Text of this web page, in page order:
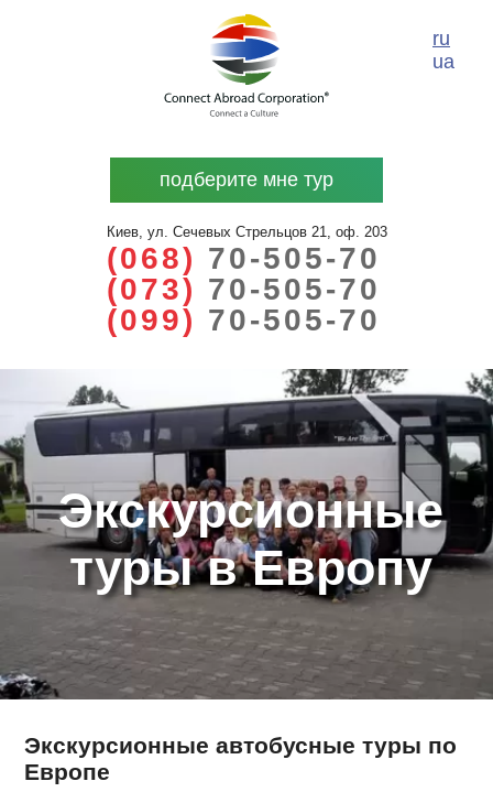
подберите мне тур
Киев, ул. Сечевых Стрельцов 21, оф. 203
(068) 70-505-70
(073) 70-505-70
(099) 70-505-70
ru
ua
Экскурсионные
туры в Европу
Экскурсионные автобусные туры по
Европе